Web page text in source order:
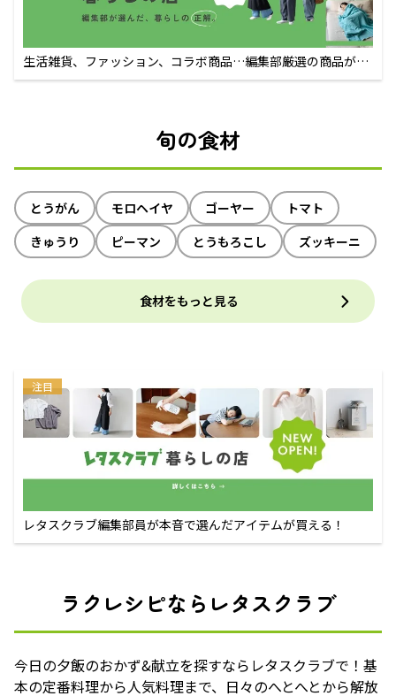
生活雑貨、ファッション、コラボ商品…編集部厳選の商品が買
えるECサイト
旬の食材
とうがん モロヘイヤ ゴーヤー
トマト
きゅうり
ピーマン とうもろこし ズッキーニ
食材をもっと見る
注目
レタスクラブ編集部員が本音で選んだアイテムが買える！
ラクレシピならレタスクラブ
今日の夕飯のおかず&献立を探すならレタスクラブで！基
本の定番料理から人気料理まで、日々のへとへとから解放